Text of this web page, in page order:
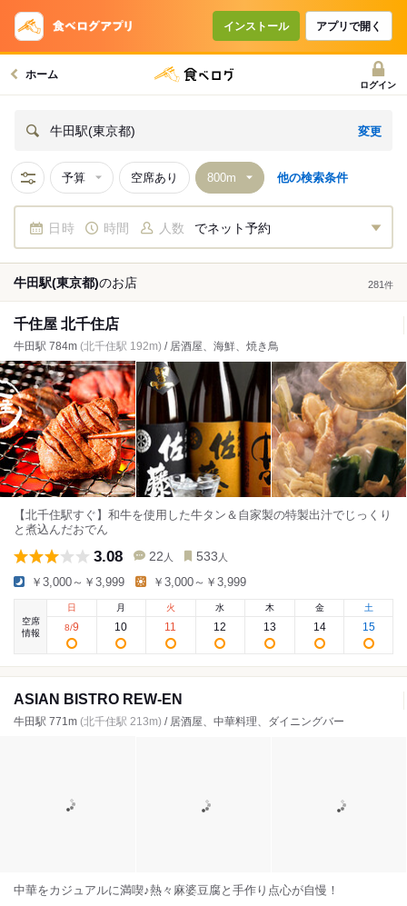
インストール アプリで開く
ホーム
ログイン
牛田駅(東京都) 変更
予算 空席あり 他の検索条件
日時 時間 人数 でネット予約
牛田駅(東京都)のお店 281 件
千住屋 北千住店
牛田駅 784m (北千住駅 192m) / 居酒屋、海鮮、焼き鳥
【北千住駅すぐ】和牛を使用した牛タン＆自家製の特製出汁でじっくり
と煮込んだおでん
3.08 22 人 533 人
￥3,000～￥3,999 ￥3,000～￥3,999
空席
情報
日
8/9
月
10
火
11
水
12
木
13
金
14
土
15
ASIAN BISTRO REW-EN
牛田駅 771m (北千住駅 213m) / 居酒屋、中華料理、ダイニングバー
中華をカジュアルに満喫♪熱々麻婆豆腐と手作り点心が自慢！